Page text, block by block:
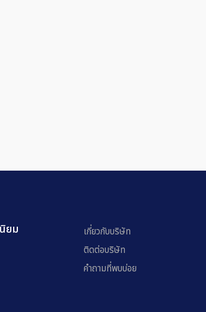
ยม
เกี่ยวกับบริษัท
ติดต่อบริษัท
คำถามที่พบบ่อย